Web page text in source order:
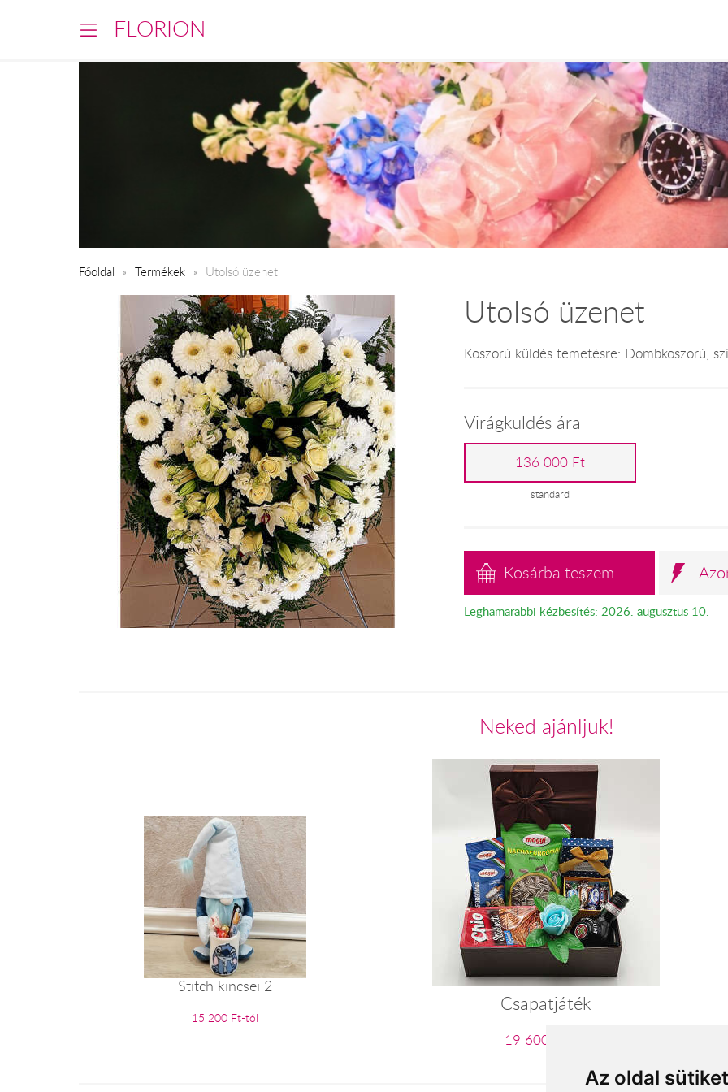
Az oldal
FLORION
Főoldal Termékek Utolsó üzenet
Utolsó üzenet
Koszorú küldés temetésre: Dombkoszorú,
Virágküldés ára
136 000 Ft
standard
Kosárba teszem
Leghamarabbi kézbesítés: 2026. augusztus 10.
Neked ajánljuk!
Stitch kincsei 2
15 200 Ft-tól
Csapatjáték
19 600 Ft-tól